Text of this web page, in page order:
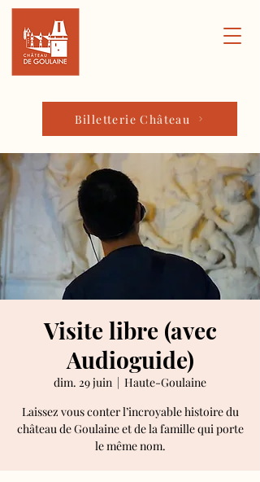
Billetterie Château
Visite libre (avec
Audioguide)
dim. 29 juin
  |
Haute-Goulaine
Laissez vous conter l’incroyable histoire du
château de Goulaine et de la famille qui porte
le même nom.